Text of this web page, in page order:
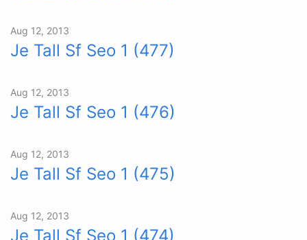
Aug 12, 2013
Je Tall Sf Seo 1 (477)
Aug 12, 2013
Je Tall Sf Seo 1 (476)
Aug 12, 2013
Je Tall Sf Seo 1 (475)
Aug 12, 2013
Je Tall Sf Seo 1 (474)